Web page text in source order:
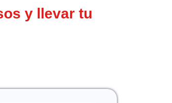
y llevar tu